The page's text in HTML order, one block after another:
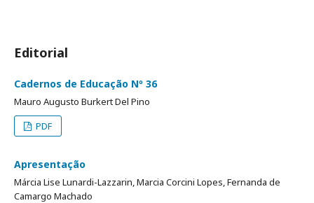
Editorial
Cadernos de Educação Nº 36
Mauro Augusto Burkert Del Pino
PDF
Apresentação
Márcia Lise Lunardi-Lazzarin, Marcia Corcini Lopes, Fernanda de
Camargo Machado